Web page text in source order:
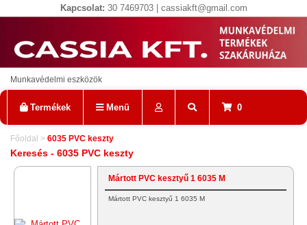
Kapcsolat: 30 7469703 | cassiakft@gmail.com
Munkavédelmi eszközök
Termékek Menü 0
Főoldal > 6035 PVC keszty
Keresés - 6035 PVC keszty
Mártott PVC kesztyű 1 6035 M
Mártott PVC kesztyű 1 6035 M